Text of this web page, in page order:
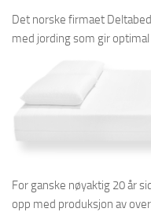
Det norske firmaet
med jording som gir
For ganske nøyaktig 20 år
opp med produksjon av